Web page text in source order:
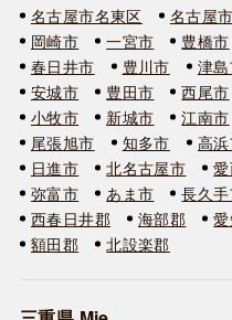
名古屋市名東区
名古屋
岡崎市
一宮市 豊橋市
春日井市
豊川市 津
安城市
豊田市 西尾市
小牧市
新城市 江南市
尾張旭市
知多市 高
日進市
北名古屋市
弥富市
あま市 長久
西春日井郡
海部郡
額田郡
北設楽郡